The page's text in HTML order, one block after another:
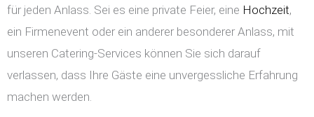
für jeden Anlass. Sei es eine private Feier, eine Hochzeit,
ein Firmenevent oder ein anderer besonderer Anlass, mit
unseren Catering-Services können Sie sich darauf
verlassen, dass Ihre Gäste eine unvergessliche Erfahrung
machen werden.